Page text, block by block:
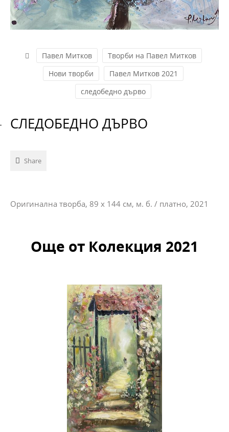
Павел Митков
Творби на Павел Митков
Нови творби
Павел Митков 2021
следобедно дърво
СЛЕДОБЕДНО ДЪРВО
Share
Оригинална творба, 89 х 144 см, м. б. / платно, 2021
Още от Колекция 2021